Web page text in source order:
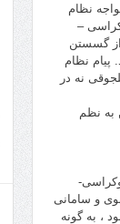
نظام
–
از گسستن
نظام
نه در
به نظم
و سامانی
، به گونه